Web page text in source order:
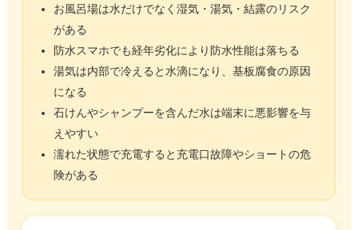
お風呂場は水だけでなく湿気・湯気・結露のリスク
がある
防水スマホでも経年劣化により防水性能は落ちる
湯気は内部で冷えると水滴になり、基板腐食の原因
になる
石けんやシャンプーを含んだ水は端末に悪影響を与
えやすい
濡れた状態で充電すると充電口故障やショートの危
険がある